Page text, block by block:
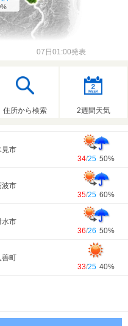
07日01:00発表
住所から検索 2週間天気
見市
34/25 50%
波市
35/25 60%
水市
36/26 50%
善町
33/25 40%